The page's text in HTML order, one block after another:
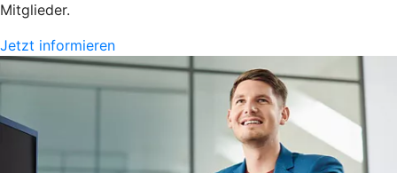
Mitglieder.
Jetzt informieren